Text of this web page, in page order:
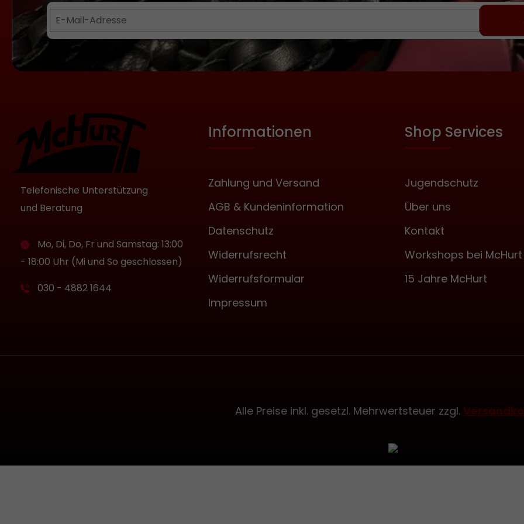
Unterschied entsteht durch die Dicke des
verwendeten Leders. Für die kleinere
Knoten-Peitsche verwenden wir ein nur etwa
1,5 Millimeter dickes Anilin-Leder, für die
grössere ein kräftigeres Dickleder. Gesamt-
ZentimeterGesamt-Länge der grossen
Knoten-Peitsche ca. 50 Zentimeter,
Durchmesser ca. 3 ZentimeterGewicht ca.
130 bis 150 Gramm
sei noch erwähnt, dass die Jute- und die
Sie ein Problem mit tierischen Produkten
haben und Leder nicht mögen! Für Leder-
Freunde bieten wir als Pendant unsere aus
Telefonische Unterstützung
und Beratung
Mo, Di, Do, Fr und Samstag: 13:00
- 18:00 Uhr (Mi und So geschlossen)
030 - 4882 1644
Informationen
Zahlung und Versand
AGB & Kundeninformation
Datenschutz
Widerrufsrecht
Widerrufsformular
Impressum
Shop Services
Jugendschutz
Über uns
Kontakt
Workshops bei McHurt
15 Jahre McHurt
Alle Preise inkl. gesetzl. Mehrwertsteuer zzgl.